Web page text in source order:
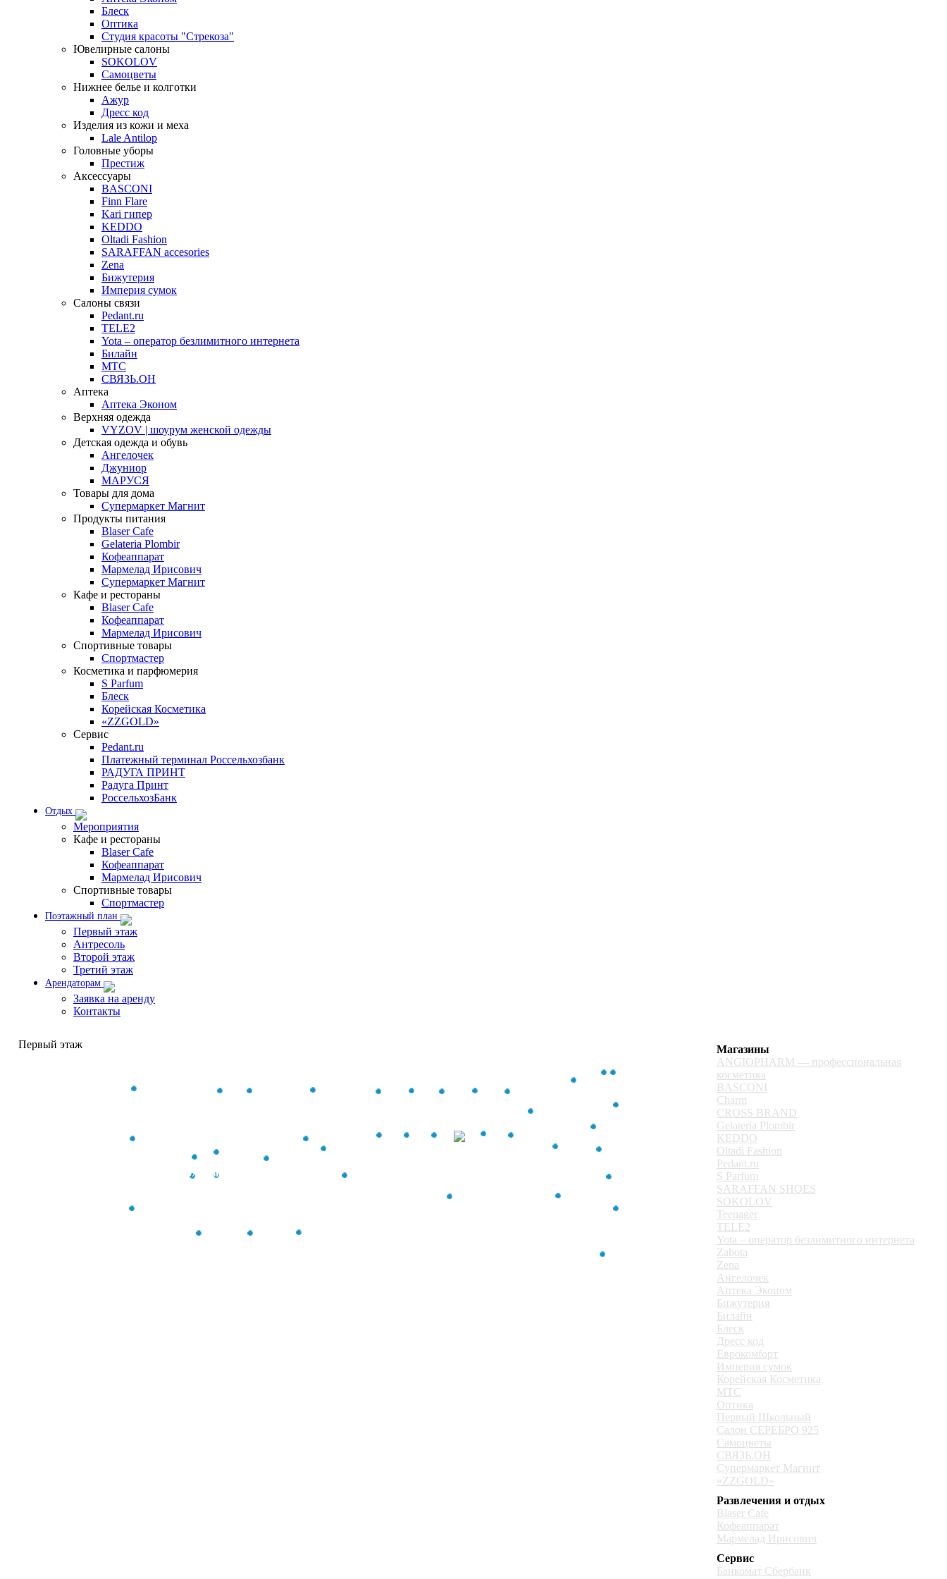
Блеск
Оптика
Студия красоты "Стрекоза"
Ювелирные салоны
SOKOLOV
Самоцветы
Нижнее белье и колготки
Ажур
Дресс код
Изделия из кожи и меха
Lale Antilop
Головные уборы
Престиж
Аксессуары
BASCONI
Finn Flare
Kari гипер
KEDDO
Oltadi Fashion
SARAFFAN accesories
Zena
Бижутерия
Империя сумок
Салоны связи
Pedant.ru
TELE2
Yota – оператор безлимитного интернета
Билайн
МТС
СВЯЗЬ.ОН
Аптека
Аптека Эконом
Верхняя одежда
VYZOV | шоурум женской одежды
Детская одежда и обувь
Ангелочек
Джуниор
МАРУСЯ
Товары для дома
Супермаркет Магнит
Продукты питания
Blaser Cafe
Gelateria Plombir
Кофеаппарат
Мармелад Ирисович
Супермаркет Магнит
Кафе и рестораны
Blaser Cafe
Кофеаппарат
Мармелад Ирисович
Спортивные товары
Спортмастер
Косметика и парфюмерия
S Parfum
Блеск
Корейская Косметика
«ZZGOLD»
Сервис
Pedant.ru
Платежный терминал Россельхозбанк
РАДУГА ПРИНТ
Радуга Принт
РоссельхозБанк
Отдых
Мероприятия
Кафе и рестораны
Blaser Cafe
Кофеаппарат
Мармелад Ирисович
Спортивные товары
Спортмастер
Поэтажный план
Первый этаж
Антресоль
Второй этаж
Третий этаж
Арендаторам
Заявка на аренду
Контакты
Первый этаж
Первый Школьный
Магазины
ANGIOPHARM — профессиональная
косметика
BASCONI
Charm
CROSS BRAND
Gelateria Plombir
KEDDO
Oltadi Fashion
Pedant.ru
S Parfum
SARAFFAN SHOES
SOKOLOV
Teenager
TELE2
Yota – оператор безлимитного интернета
Zabota
Zena
Ангелочек
Аптека Эконом
Бижутерия
Билайн
Блеск
Дресс код
Еврокомfорт
Империя сумок
Корейская Косметика
МТС
Оптика
Первый Школьный
Салон СЕРЕБРО 925
Самоцветы
СВЯЗЬ.ОН
Супермаркет Магнит
«ZZGOLD»
Развлечения и отдых
Blaser Cafe
Кофеаппарат
Мармелад Ирисович
Сервис
Банкомат Сбербанк